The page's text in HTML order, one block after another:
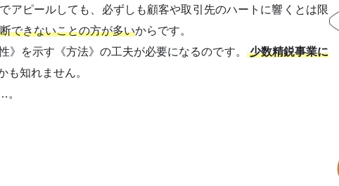
アピールしても、必ずしも顧客や取引先のハートに響くとは限
できないことの方が多いからです。
を示す《方法》の工夫が必要になるのです。 少数精鋭事業に
も知れません。
。